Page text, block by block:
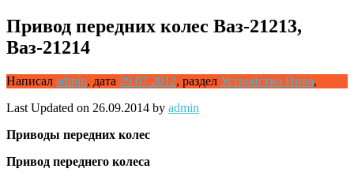
Привод передних колес Ваз-21213,
Ваз-21214
Написал admin, дата 29.07.2012, раздел Устройство Нива,
Last Updated on 26.09.2014 by admin
Приводы передних колес
Привод переднего колеса